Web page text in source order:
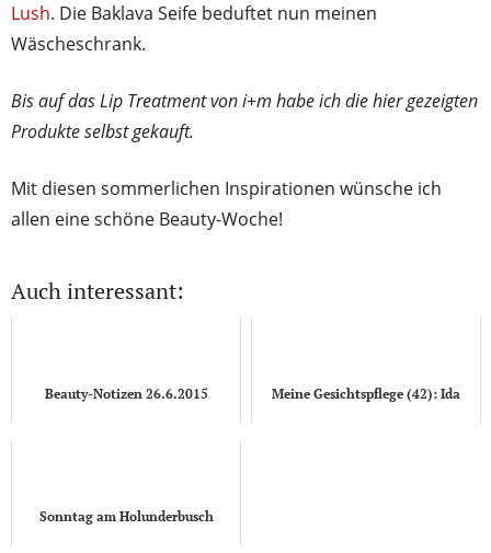
Lush. Die Baklava Seife beduftet nun meinen
Wäscheschrank.
Bis auf das Lip Treatment von i+m habe ich die hier gezeigten
Produkte selbst gekauft.
Mit diesen sommerlichen Inspirationen wünsche ich
allen eine schöne Beauty-Woche!
Auch interessant:
Beauty-Notizen 26.6.2015 Meine Gesichtspflege (42): Ida
Sonntag am Holunderbusch